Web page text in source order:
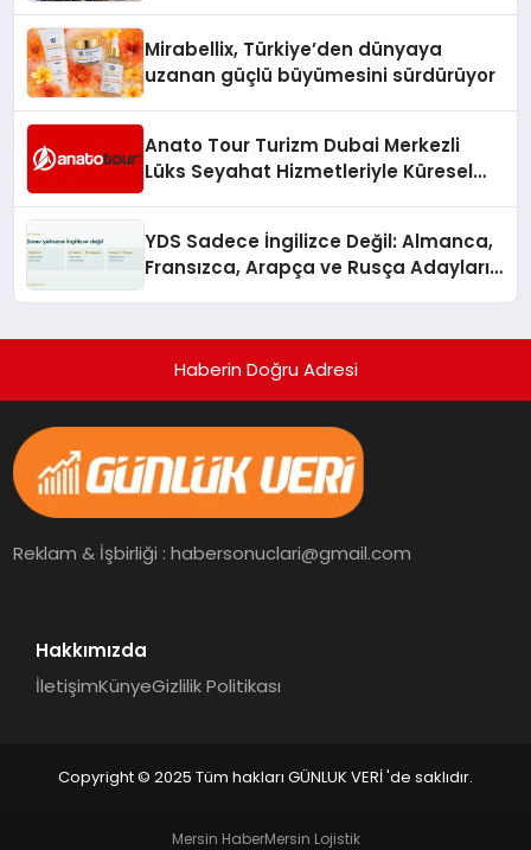
Mirabellix, Türkiye’den dünyaya
uzanan güçlü büyümesini sürdürüyor
Anato Tour Turizm Dubai Merkezli
Lüks Seyahat Hizmetleriyle Küresel
YDS Sadece İngilizce Değil: Almanca,
Fransızca, Arapça ve Rusça Adayları
Haberin Doğru Adresi
Reklam & İşbirliği : habersonuclari@gmail.com
Hakkımızda
İletişimKünyeGizlilik Politikası
Copyright © 2025 Tüm hakları GÜNLUK VERİ 'de saklıdır.
Mersin HaberMersin Lojistik